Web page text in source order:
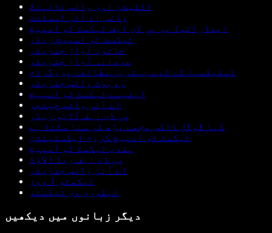
ڈکٹیشن اور وائس ٹائپنگ
وائس اے آئی اسسٹنٹ
اینڈرائیڈ پر پی ڈی ایف ٹیکسٹ ٹو اسپیچ
ٹیکسٹ ٹو اسپیچ ریڈر
خاتون آواز جنریٹر
مردانہ آواز جنریٹر
ڈسلیکسیا کے لیے بہترین مطالعہ پروگرام
روبوٹ وائس جنریٹر
اینیمے ٹیکسٹ ٹو اسپیچ
اے آئی وائس چینجر
پی ڈی ایف آڈیو ریڈر
کیا گوگل ڈاکس مجھے پڑھ کر سنا سکتا ہے
ٹیکسٹ ٹو اسپیچ کروم ایکسٹینشن
ہندی ٹیکسٹ ٹو اسپیچ
پی ڈی ایف ریڈ الاؤڈ
اے آئی وائس جنریٹر
ٹیکستو آ ووز
لیطوری دی ٹیکسٹو
دیگر زبانوں میں دیکھیں